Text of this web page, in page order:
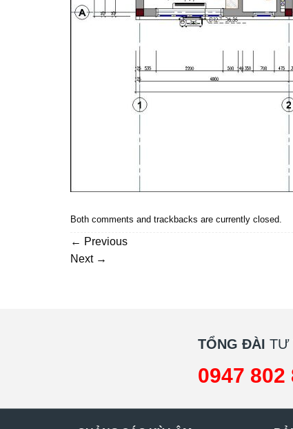
Both comments and trackbacks are currently closed.
← Previous
Next →
TỔNG ĐÀI TƯ
0947 802